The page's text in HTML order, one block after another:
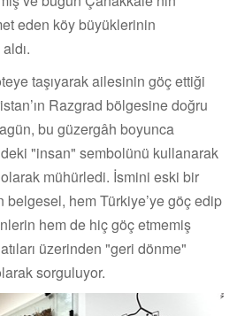
eden köy büyüklerinin
taşıyarak ailesinin göç ettiği
Razgrad bölgesine doğru
bu güzergâh boyunca
"insan" sembolünü kullanarak
mühürledi. İsmini eski bir
belgesel, hem Türkiye’ye göç edip
hem de hiç göç etmemiş
üzerinden "geri dönme"
sorguluyor.